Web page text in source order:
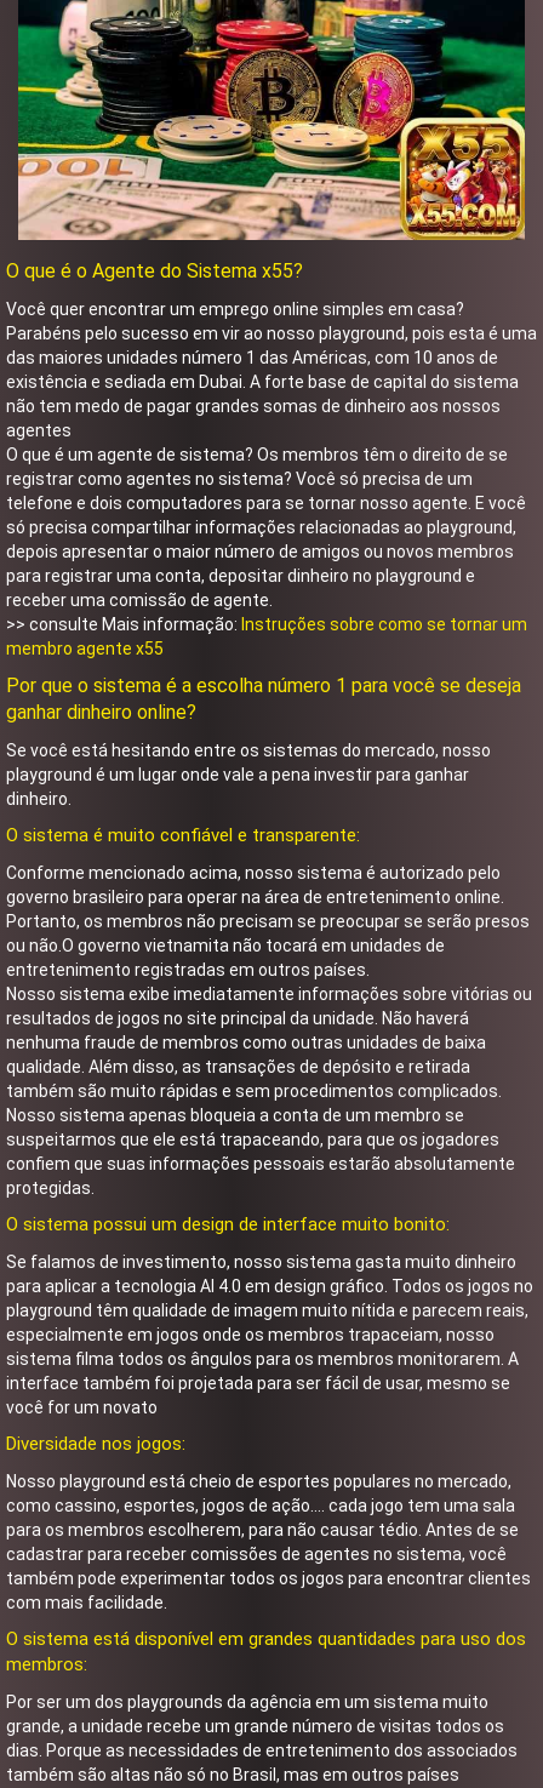
O que é o Agente do Sistema x55?
Você quer encontrar um emprego online simples em casa?
Parabéns pelo sucesso em vir ao nosso playground, pois esta é uma
das maiores unidades número 1 das Américas, com 10 anos de
existência e sediada em Dubai. A forte base de capital do sistema
não tem medo de pagar grandes somas de dinheiro aos nossos
agentes
O que é um agente de sistema? Os membros têm o direito de se
registrar como agentes no sistema? Você só precisa de um
telefone e dois computadores para se tornar nosso agente. E você
só precisa compartilhar informações relacionadas ao playground,
depois apresentar o maior número de amigos ou novos membros
para registrar uma conta, depositar dinheiro no playground e
receber uma comissão de agente.
>> consulte Mais informação: Instruções sobre como se tornar um
membro agente x55
Por que o sistema é a escolha número 1 para você se deseja
ganhar dinheiro online?
Se você está hesitando entre os sistemas do mercado, nosso
playground é um lugar onde vale a pena investir para ganhar
dinheiro.
O sistema é muito confiável e transparente:
Conforme mencionado acima, nosso sistema é autorizado pelo
governo brasileiro para operar na área de entretenimento online.
Portanto, os membros não precisam se preocupar se serão presos
ou não.O governo vietnamita não tocará em unidades de
entretenimento registradas em outros países.
Nosso sistema exibe imediatamente informações sobre vitórias ou
resultados de jogos no site principal da unidade. Não haverá
nenhuma fraude de membros como outras unidades de baixa
qualidade. Além disso, as transações de depósito e retirada
também são muito rápidas e sem procedimentos complicados.
Nosso sistema apenas bloqueia a conta de um membro se
suspeitarmos que ele está trapaceando, para que os jogadores
confiem que suas informações pessoais estarão absolutamente
protegidas.
O sistema possui um design de interface muito bonito:
Se falamos de investimento, nosso sistema gasta muito dinheiro
para aplicar a tecnologia AI 4.0 em design gráfico. Todos os jogos no
playground têm qualidade de imagem muito nítida e parecem reais,
especialmente em jogos onde os membros trapaceiam, nosso
sistema filma todos os ângulos para os membros monitorarem. A
interface também foi projetada para ser fácil de usar, mesmo se
você for um novato
Diversidade nos jogos:
Nosso playground está cheio de esportes populares no mercado,
como cassino, esportes, jogos de ação.... cada jogo tem uma sala
para os membros escolherem, para não causar tédio. Antes de se
cadastrar para receber comissões de agentes no sistema, você
também pode experimentar todos os jogos para encontrar clientes
com mais facilidade.
O sistema está disponível em grandes quantidades para uso dos
membros:
Por ser um dos playgrounds da agência em um sistema muito
grande, a unidade recebe um grande número de visitas todos os
dias. Porque as necessidades de entretenimento dos associados
também são altas não só no Brasil, mas em outros países